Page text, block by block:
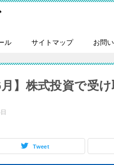
ル サイトマップ お問
月】株式投資で受
Tweet